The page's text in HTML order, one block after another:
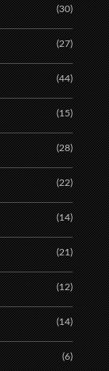
(30)
(27)
(44)
(15)
(28)
(22)
(14)
(21)
(12)
(14)
(6)